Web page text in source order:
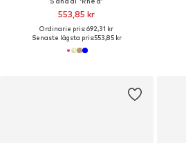
553,85 kr
Ordinarie pris: 692,31 kr
Senaste lägsta pris:553,85 kr